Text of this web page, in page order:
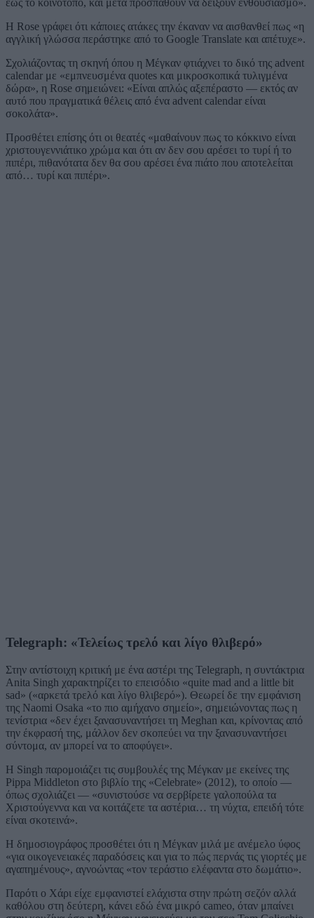
Η Rose γράφει ότι κάποιες ατάκες την έκαναν να αισθανθεί πως «η
αγγλική γλώσσα περάστηκε από το Google Translate και απέτυχε».
Σχολιάζοντας τη σκηνή όπου η Μέγκαν φτιάχνει το δικό της advent
calendar με «εμπνευσμένα quotes και μικροσκοπικά τυλιγμένα
δώρα», η Rose σημειώνει: «Είναι απλώς αξεπέραστο — εκτός αν
αυτό που πραγματικά θέλεις από ένα advent calendar είναι
σοκολάτα».
Προσθέτει επίσης ότι οι θεατές «μαθαίνουν πως το κόκκινο είναι
χριστουγεννιάτικο χρώμα και ότι αν δεν σου αρέσει το τυρί ή το
πιπέρι, πιθανότατα δεν θα σου αρέσει ένα πιάτο που αποτελείται
από… τυρί και πιπέρι».
Telegraph: «Τελείως τρελό και λίγο θλιβερό»
Στην αντίστοιχη κριτική με ένα αστέρι της Telegraph, η συντάκτρια
Anita Singh χαρακτηρίζει το επεισόδιο «quite mad and a little bit
sad» («αρκετά τρελό και λίγο θλιβερό»). Θεωρεί δε την εμφάνιση
της Naomi Osaka «το πιο αμήχανο σημείο», σημειώνοντας πως η
τενίστρια «δεν έχει ξανασυναντήσει τη Meghan και, κρίνοντας από
την έκφρασή της, μάλλον δεν σκοπεύει να την ξανασυναντήσει
σύντομα, αν μπορεί να το αποφύγει».
Η Singh παρομοιάζει τις συμβουλές της Μέγκαν με εκείνες της
Pippa Middleton στο βιβλίο της «Celebrate» (2012), το οποίο —
όπως σχολιάζει — «συνιστούσε να σερβίρετε γαλοπούλα τα
Χριστούγεννα και να κοιτάζετε τα αστέρια… τη νύχτα, επειδή τότε
είναι σκοτεινά».
Η δημοσιογράφος προσθέτει ότι η Μέγκαν μιλά με ανέμελο ύφος
«για οικογενειακές παραδόσεις και για το πώς περνάς τις γιορτές με
αγαπημένους», αγνοώντας «τον τεράστιο ελέφαντα στο δωμάτιο».
Παρότι ο Χάρι είχε εμφανιστεί ελάχιστα στην πρώτη σεζόν αλλά
καθόλου στη δεύτερη, κάνει εδώ ένα μικρό cameo, όταν μπαίνει